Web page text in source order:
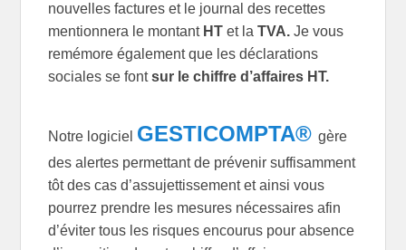
nouvelles factures et le journal des recettes
mentionnera le montant HT et laTVA. Je vous
remémore également que les déclarations
sociales se fontsur le chiffre d’affaires HT.
Notre logiciel GESTICOMPTA®gère
des alertes permettant de prévenir suffisamment
tôt des cas d’assujettissement et ainsi vous
pourrez prendre les mesures nécessaires afin
d’éviter tous les risques encourus pour absence